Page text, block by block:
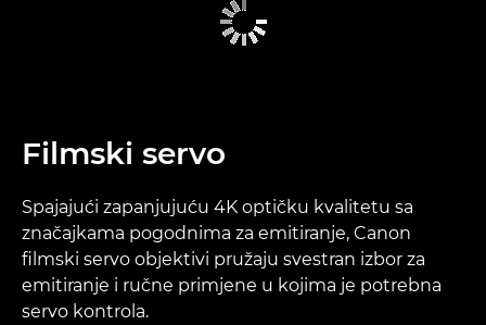
Filmski servo
Spajajući zapanjujuću 4K optičku kvalitetu sa
značajkama pogodnima za emitiranje, Canon
filmski servo objektivi pružaju svestran izbor za
emitiranje i ručne primjene u kojima je potrebna
servo kontrola.